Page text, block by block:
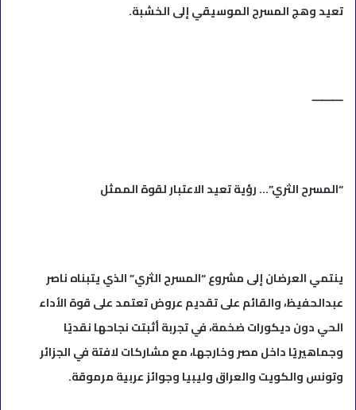
تعيد وهج المسرح الموسيقي إلى الخشبة.
⸻
“المسرح الثري”… رؤية تعيد الاعتبار لقوة الممثل
ينتمي العرضان إلى مشروع “المسرح الثري” الذي يتبناه ناصر
عبدالحفيظ، والقائم على تقديم عروض تعتمد على قوة الأداء
الحي دون ديكورات ضخمة، في تجربة أثبتت نجاحها نقديًا
وجماهيريًا داخل مصر وخارجها، مع مشاركات لافتة في الجزائر
وتونس والكويت والعراق وليبيا وجوائز عربية مرموقة.